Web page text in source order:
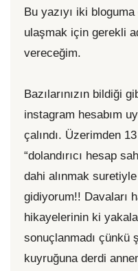
Bu yazıyı iki
ulaşmak için gerekli
vereceğim.
Bazılarınızın bildiği
instagram hesabım
çalındı. Üzerimden
“dolandırıcı hesap
dahi alınmak
gidiyorum!! Davaları
hikayelerinin ki
sonuçlanmadı çünkü
kuyruğuna derdi